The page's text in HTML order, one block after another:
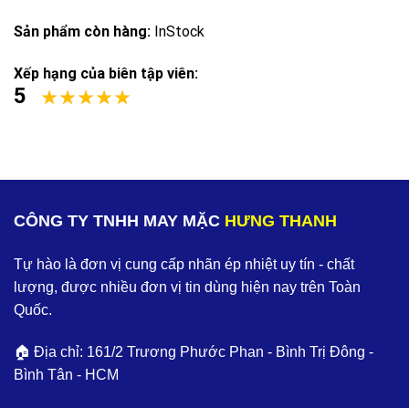
Sản phẩm còn hàng: InStock
Xếp hạng của biên tập viên:
5
CÔNG TY TNHH MAY MẶC HƯNG THANH
Tự hào là đơn vị cung cấp nhãn ép nhiệt uy tín - chất
lượng, được nhiều đơn vị tin dùng hiện nay trên Toàn
Quốc.
🏠 Địa chỉ: 161/2 Trương Phước Phan - Bình Trị Đông -
Bình Tân - HCM